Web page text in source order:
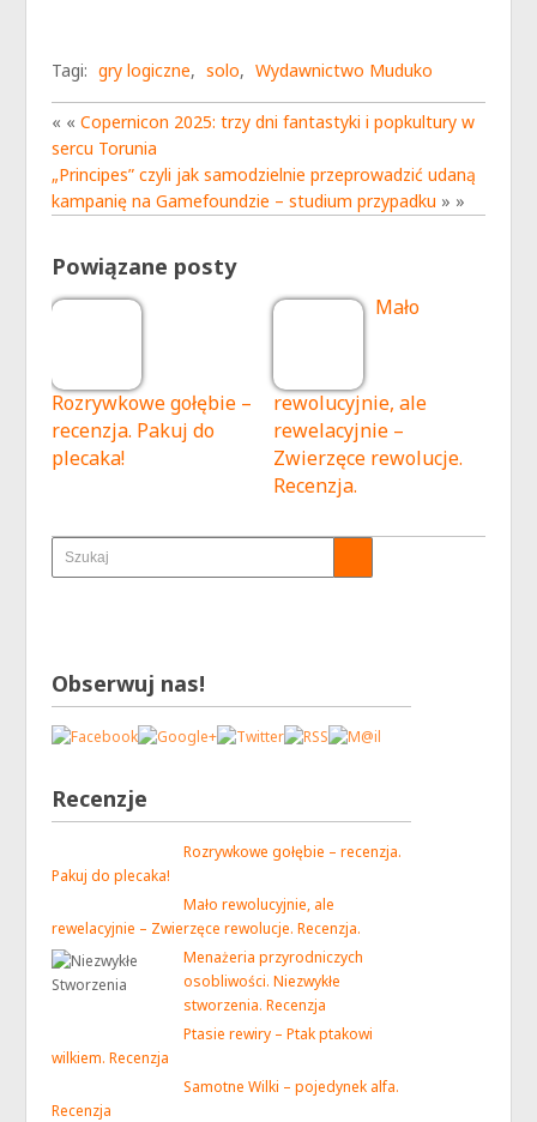
Tagi: gry logiczne, solo, Wydawnictwo Muduko
« « Copernicon 2025: trzy dni fantastyki i popkultury w
sercu Torunia
„Principes” czyli jak samodzielnie przeprowadzić udaną
kampanię na Gamefoundzie – studium przypadku » »
Powiązane posty
Rozrywkowe gołębie –
recenzja. Pakuj do
plecaka!
Mało
rewolucyjnie, ale
rewelacyjnie –
Zwierzęce rewolucje.
Recenzja.
Obserwuj nas!
Recenzje
Rozrywkowe gołębie – recenzja.
Pakuj do plecaka!
Mało rewolucyjnie, ale
rewelacyjnie – Zwierzęce rewolucje. Recenzja.
Menażeria przyrodniczych
osobliwości. Niezwykłe
stworzenia. Recenzja
Ptasie rewiry – Ptak ptakowi
wilkiem. Recenzja
Samotne Wilki – pojedynek alfa.
Recenzja